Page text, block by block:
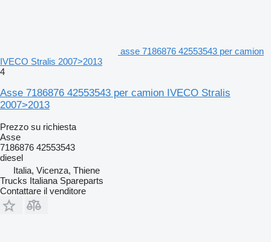
asse 7186876 42553543 per camion
IVECO Stralis 2007>2013
4
Asse 7186876 42553543 per camion IVECO Stralis
2007>2013
Prezzo su richiesta
Asse
7186876 42553543
diesel
Italia, Vicenza, Thiene
Trucks Italiana Spareparts
Contattare il venditore